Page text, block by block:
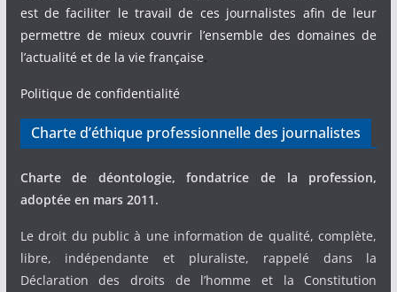
est de faciliter le travail de ces journalistes afin de leur
permettre de mieux couvrir l’ensemble des domaines de
l’actualité et de la vie française.
Politique de confidentialité
Charte d’éthique professionnelle des journalistes
Charte de déontologie, fondatrice de la profession,
adoptée en mars 2011.
Le droit du public à une information de qualité, complète,
libre, indépendante et pluraliste, rappelé dans la
Déclaration des droits de l’homme et la Constitution